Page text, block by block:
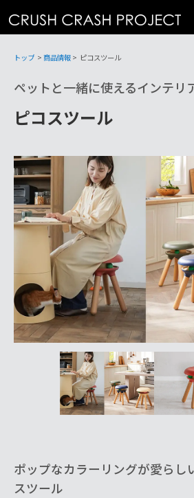
テ
トップ > 商品情報> ピコスツール
ペットと一緒に使えるインテリ
ピコスツール
ポップなカラーリングが愛らし
スツール